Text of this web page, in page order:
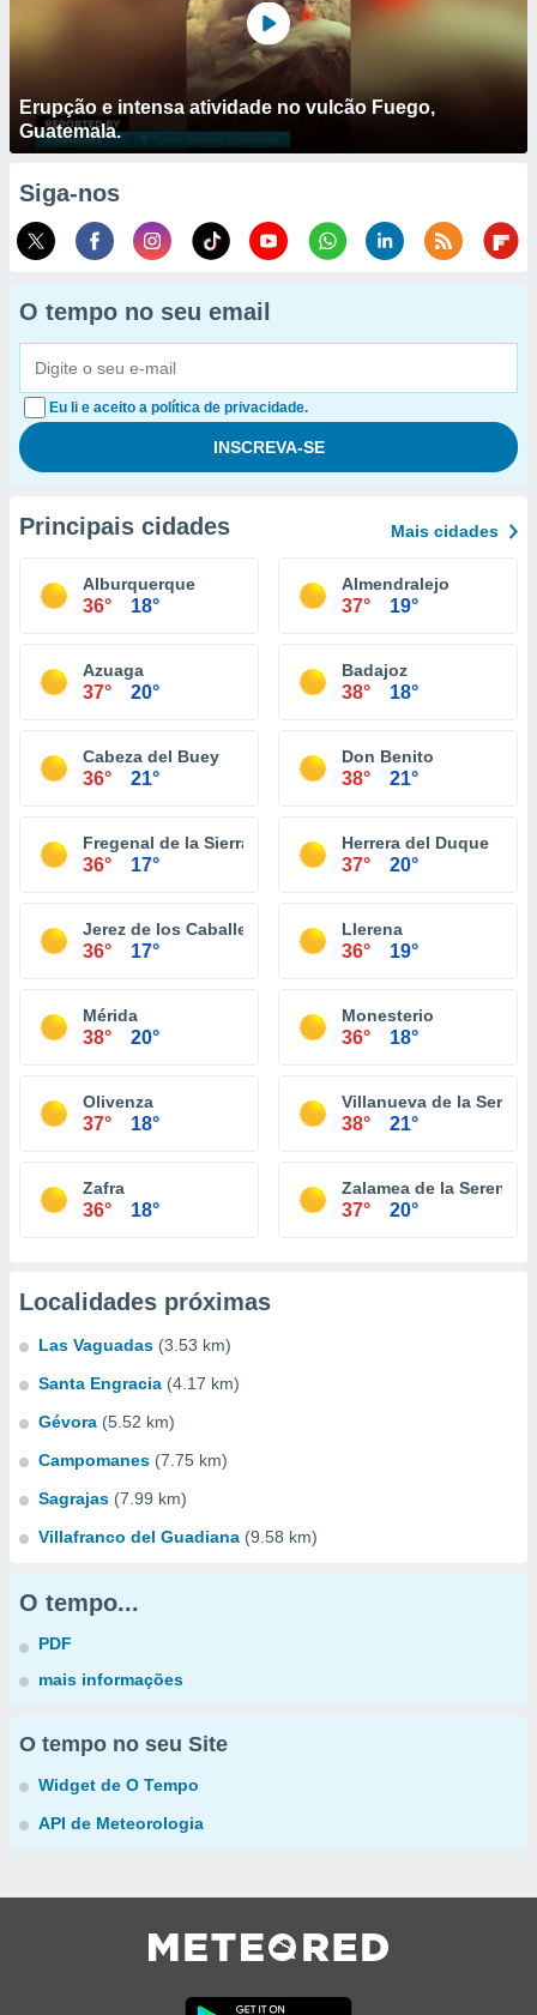
Erupção e intensa atividade no vulcão Fuego,
Guatemala.
Siga-nos
O tempo no seu email
Eu li e aceito a política de privacidade.
Principais cidades Mais cidades
Alburquerque
36° 18°
Almendralejo
37° 19°
Azuaga
37° 20°
Badajoz
38° 18°
Cabeza del Buey
36° 21°
Don Benito
38° 21°
Fregenal de la Sierra
36° 17°
Herrera del Duque
37° 20°
Jerez de los Caballeros
36° 17°
Llerena
36° 19°
Mérida
38° 20°
Monesterio
36° 18°
Olivenza
37° 18°
Villanueva de la Serena
38° 21°
Zafra
36° 18°
Zalamea de la Serena
37° 20°
Localidades próximas
Las Vaguadas (3.53 km)
Santa Engracia (4.17 km)
Gévora (5.52 km)
Campomanes (7.75 km)
Sagrajas (7.99 km)
Villafranco del Guadiana (9.58 km)
O tempo...
PDF
mais informações
O tempo no seu Site
Widget de O Tempo
API de Meteorologia